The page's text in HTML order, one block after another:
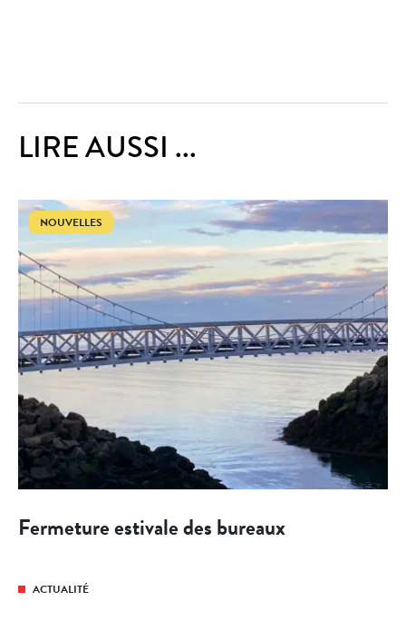
LIRE AUSSI ...
NOUVELLES
Fermeture estivale des bureaux
ACTUALITÉ